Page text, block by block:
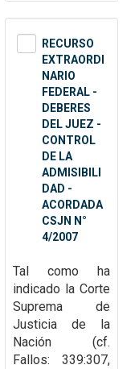
RECURSO
EXTRAORDI
NARIO
FEDERAL -
DEBERES
DEL JUEZ -
CONTROL
DE LA
ADMISIBILI
DAD -
ACORDADA
CSJN N°
4/2007
Tal como ha
indicado la Corte
Suprema de
Justicia de la
Nación (cf.
Fallos: 339:307,